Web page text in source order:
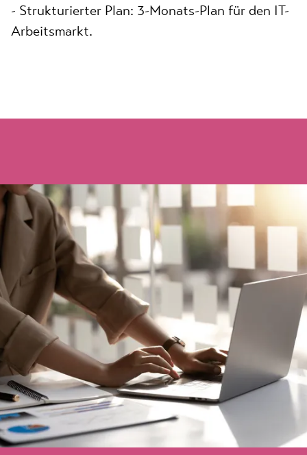
- Strukturierter Plan: 3-Monats-Plan für den IT-
Arbeitsmarkt.